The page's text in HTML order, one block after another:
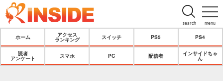
menu
search
ホーム
アクセス
ランキング
スイッチ PS5 PS4
読者
アンケート
スマホ PC 配信者
インサイドちゃ
ん